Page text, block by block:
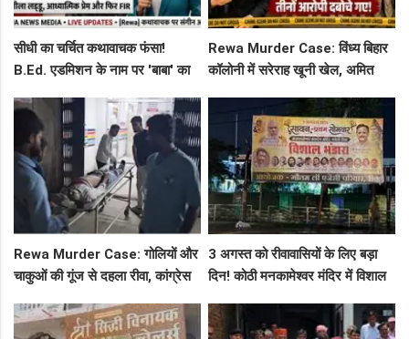
सीधी का चर्चित कथावाचक फंसा!
B.Ed. एडमिशन के नाम पर 'बाबा' का
और फिर FIR
Rewa Murder Case: विंध्य बिहार
कॉलोनी में सरेराह खूनी खेल, अमित
Rewa Murder Case: गोलियों और
चाकुओं की गूंज से दहला रीवा, कांग्रेस
गिरफ्तार!
3 अगस्त को रीवावासियों के लिए बड़ा
दिन! कोठी मनकामेश्वर मंदिर में विशाल